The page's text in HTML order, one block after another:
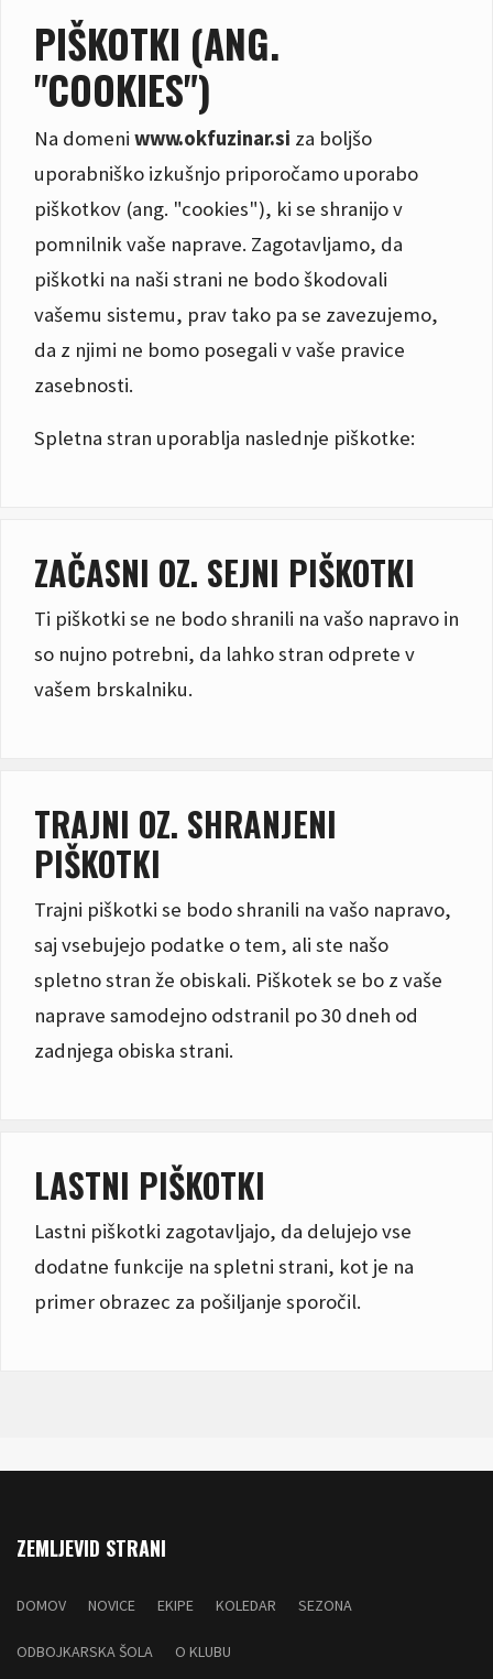
PIŠKOTKI (ANG.
"COOKIES")
Na domeni www.okfuzinar.si za boljšo
uporabniško izkušnjo priporočamo uporabo
piškotkov (ang. "cookies"), ki se shranijo v
pomnilnik vaše naprave. Zagotavljamo, da
piškotki na naši strani ne bodo škodovali
vašemu sistemu, prav tako pa se zavezujemo,
da z njimi ne bomo posegali v vaše pravice
zasebnosti.
Spletna stran uporablja naslednje piškotke:
ZAČASNI OZ. SEJNI PIŠKOTKI
Ti piškotki se ne bodo shranili na vašo napravo in
so nujno potrebni, da lahko stran odprete v
vašem brskalniku.
TRAJNI OZ. SHRANJENI
PIŠKOTKI
Trajni piškotki se bodo shranili na vašo napravo,
saj vsebujejo podatke o tem, ali ste našo
spletno stran že obiskali. Piškotek se bo z vaše
naprave samodejno odstranil po 30 dneh od
zadnjega obiska strani.
LASTNI PIŠKOTKI
Lastni piškotki zagotavljajo, da delujejo vse
dodatne funkcije na spletni strani, kot je na
primer obrazec za pošiljanje sporočil.
ZEMLJEVID STRANI
DOMOV NOVICE EKIPE KOLEDAR SEZONA
ODBOJKARSKA ŠOLA O KLUBU